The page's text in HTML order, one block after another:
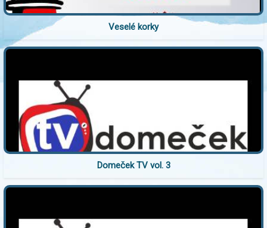
Veselé korky
Domeček TV vol. 3